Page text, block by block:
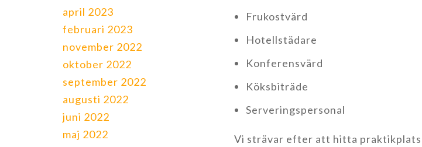
Frukostvärd
Hotellstädare
Konferensvärd
Köksbiträde
Serveringspersonal
Vi strävar efter att hitta
april 2023
februari 2023
november 2022
oktober 2022
september 2022
augusti 2022
juni 2022
maj 2022